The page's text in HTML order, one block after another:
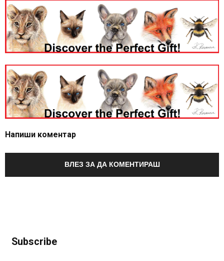
Напиши коментар
ВЛЕЗ ЗА ДА КОМЕНТИРАШ
Subscribe